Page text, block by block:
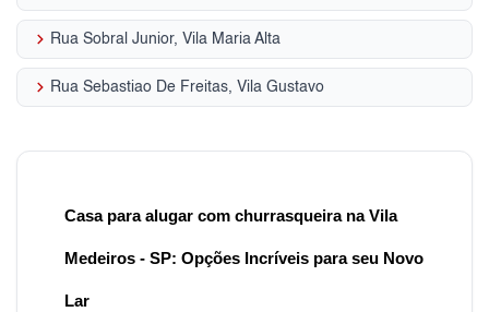
keyboard_arrow_right Rua Sobral Junior, Vila Maria Alta
keyboard_arrow_right Rua Sebastiao De Freitas, Vila Gustavo
Casa para alugar com churrasqueira na Vila
Medeiros - SP: Opções Incríveis para seu Novo
Lar